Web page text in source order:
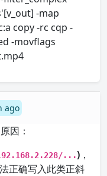
-map
copy -rc cqp -
-movflags
ago
因：
...) ，
正确写入此类正斜